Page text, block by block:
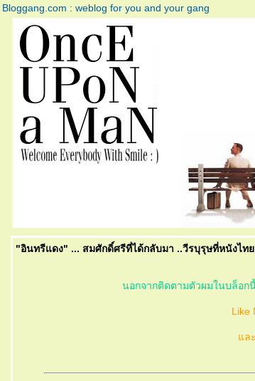
Bloggang.com : weblog for you and your gang
"อินทรีแดง" ... สมศักดิ์ศรีที่ได้กลับมา ..วีรบุรุษที่หนังไทย
นอกจากติดตามตัวผมในบล็อก
Like
ละ